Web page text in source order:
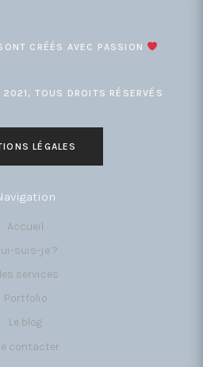
CRÉÉS AVEC PASSION
TOUS DROITS RÉSERVÉS
LÉGALES
Accueil
suis-je ?
services
Portfolio
Le blog
contacter